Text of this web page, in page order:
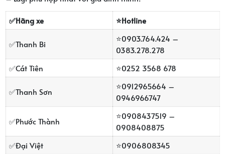
✅Hãng xe ⭐Hotline
✅Thanh Bi
⭐0903.764.424 –
0383.278.278
✅Cát Tiên ⭐0252 3568 678
✅Thanh Sơn
⭐0912965664 –
0946966747
✅Phước Thành
⭐0908437519 –
0908408875
✅Đại Việt ⭐0906808345